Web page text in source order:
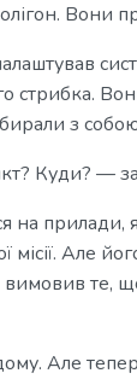
Вони
стрибка.
з
Куди? —
на прилади,
місії. Але
вимовив те,
Але тепер